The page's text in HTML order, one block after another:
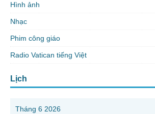
Hình ảnh
Nhạc
Phim công giáo
Radio Vatican tiếng Việt
Lịch
Tháng 6 2026